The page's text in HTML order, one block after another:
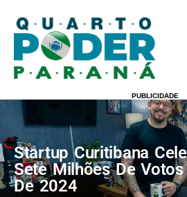
PUBLICIDADE
Startup Curitibana
Sete Milhões De
De 2024